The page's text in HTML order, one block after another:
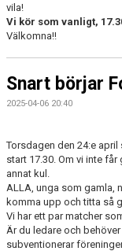
vila!
Vi kör som vanligt,
Välkomna!!
Snart börjar
2025-04-06 20:40
Torsdagen den 24:e
start 17.30. Om vi inte
annat kul.
ALLA, unga som gamla,
komma upp och titta så
Vi har ett par matcher
Är du ledare och
subventionerar